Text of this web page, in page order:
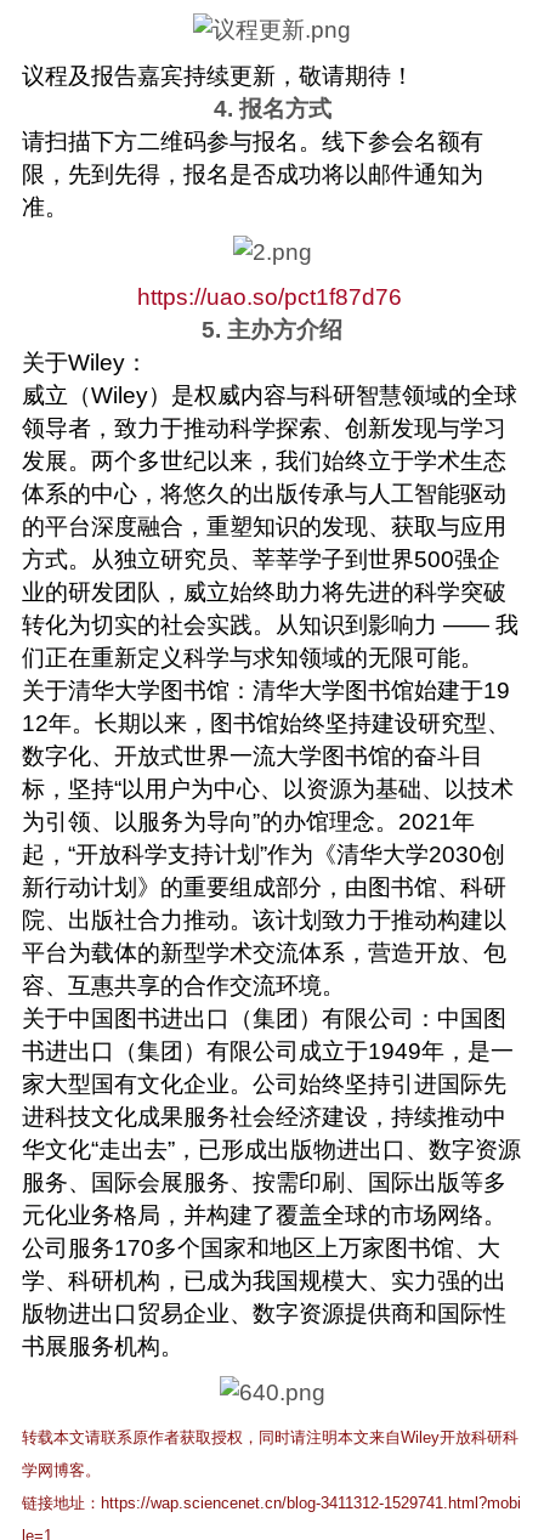
议程及报告嘉宾持续更新，敬请期待！
4. 报名方式
请扫描下方二维码参与报名。线下参会名额有
限，先到先得，报名是否成功将以邮件通知为
准。
https://uao.so/pct1f87d76
5. 主办方介绍
关于Wiley：
威立（Wiley）是权威内容与科研智慧领域的全球
领导者，致力于推动科学探索、创新发现与学习
发展。两个多世纪以来，我们始终立于学术生态
体系的中心，将悠久的出版传承与人工智能驱动
的平台深度融合，重塑知识的发现、获取与应用
方式。从独立研究员、莘莘学子到世界500强企
业的研发团队，威立始终助力将先进的科学突破
转化为切实的社会实践。从知识到影响力 —— 我
们正在重新定义科学与求知领域的无限可能。
关于清华大学图书馆：清华大学图书馆始建于19
12年。长期以来，图书馆始终坚持建设研究型、
数字化、开放式世界一流大学图书馆的奋斗目
标，坚持“以用户为中心、以资源为基础、以技术
为引领、以服务为导向”的办馆理念。2021年
起，“开放科学支持计划”作为《清华大学2030创
新行动计划》的重要组成部分，由图书馆、科研
院、出版社合力推动。该计划致力于推动构建以
平台为载体的新型学术交流体系，营造开放、包
容、互惠共享的合作交流环境。
关于中国图书进出口（集团）有限公司：中国图
书进出口（集团）有限公司成立于1949年，是一
家大型国有文化企业。公司始终坚持引进国际先
进科技文化成果服务社会经济建设，持续推动中
华文化“走出去”，已形成出版物进出口、数字资源
服务、国际会展服务、按需印刷、国际出版等多
元化业务格局，并构建了覆盖全球的市场网络。
公司服务170多个国家和地区上万家图书馆、大
学、科研机构，已成为我国规模大、实力强的出
版物进出口贸易企业、数字资源提供商和国际性
书展服务机构。
转载本文请联系原作者获取授权，同时请注明本文来自Wiley开放科研科
学网博客。
链接地址： https://wap.sciencenet.cn/blog-3411312-1529741.html?mobi
le=1